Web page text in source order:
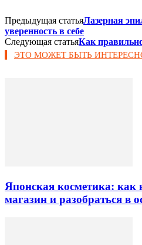
Предыдущая статьяЛазерная
уверенность в себе
Следующая статьяКак
ЭТО МОЖЕТ БЫТЬ
Японская косметика: как
магазин и разобраться в